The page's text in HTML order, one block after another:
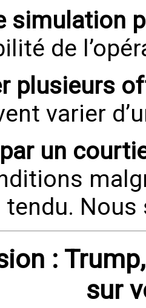
simulation
de
plusieurs
varier
un
tendu. Nous
:
sur